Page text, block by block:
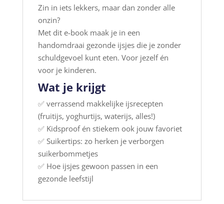
Zin in iets lekkers, maar dan zonder alle
onzin?
Met dit e-book maak je in een
handomdraai gezonde ijsjes die je zonder
schuldgevoel kunt eten. Voor jezelf én
voor je kinderen.
Wat je krijgt
✅ verrassend makkelijke ijsrecepten
(fruitijs, yoghurtijs, waterijs, alles!)
✅ Kidsproof én stiekem ook jouw favoriet
✅ Suikertips: zo herken je verborgen
suikerbommetjes
✅ Hoe ijsjes gewoon passen in een
gezonde leefstijl